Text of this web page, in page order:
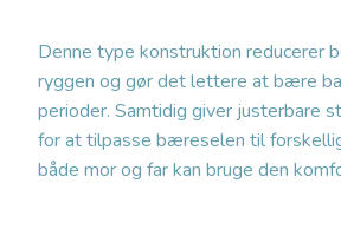
Denne type konstruktion reducerer
ryggen og gør det lettere at bære
perioder. Samtidig giver justerbare
for at tilpasse bæreselen til
både mor og far kan bruge den